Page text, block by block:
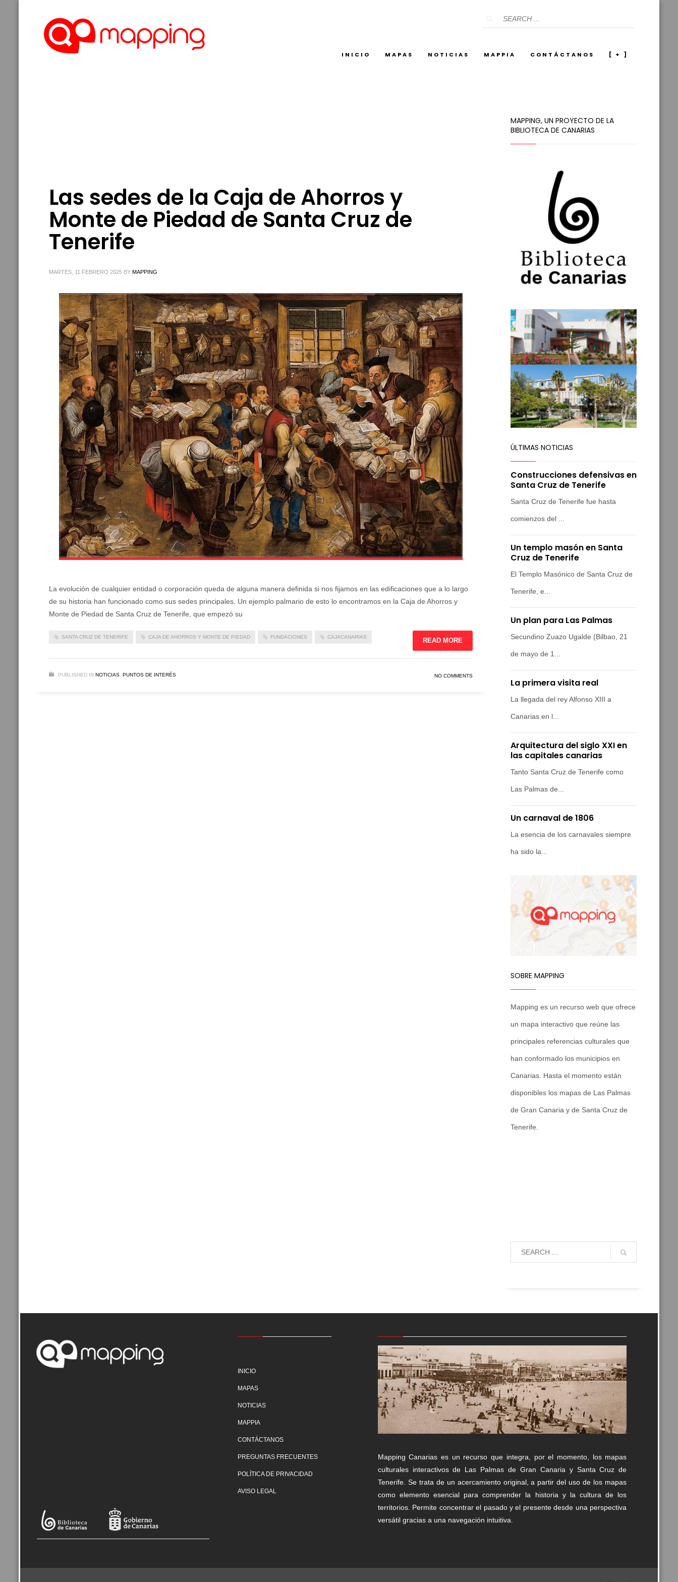
INICIO MAPAS NOTICIAS MAPPIA CONTÁCTANOS [ + ]
Las sedes de la Caja de Ahorros y
Monte de Piedad de Santa Cruz de
Tenerife
MARTES, 11 FEBRERO 2025 BY MAPPING
La evolución de cualquier entidad o corporación queda de alguna manera definida si nos fijamos en las edificaciones que a lo largo
de su historia han funcionado como sus sedes principales. Un ejemplo palmario de esto lo encontramos en la Caja de Ahorros y
Monte de Piedad de Santa Cruz de Tenerife, que empezó su
SANTA CRUZ DE TENERIFE CAJA DE AHORROS Y MONTE DE PIEDAD FUNDACIONES CAJACANARIAS READ MORE
PUBLISHED IN NOTICIAS PUNTOS DE INTERÉS NO COMMENTS
MAPPING, UN PROYECTO DE LA
BIBLIOTECA DE CANARIAS
ÚLTIMAS NOTICIAS
Construcciones defensivas en
Santa Cruz de Tenerife
Santa Cruz de Tenerife fue hasta
comienzos del ...
Un templo masón en Santa
Cruz de Tenerife
El Templo Masónico de Santa Cruz de
Tenerife, e...
Un plan para Las Palmas
Secundino Zuazo Ugalde (Bilbao, 21
de mayo de 1...
La primera visita real
La llegada del rey Alfonso XIII a
Canarias en l...
Arquitectura del siglo XXI en
las capitales canarias
Tanto Santa Cruz de Tenerife como
Las Palmas de...
Un carnaval de 1806
La esencia de los carnavales siempre
ha sido la...
SOBRE MAPPING
Mapping es un recurso web que ofrece
un mapa interactivo que reúne las
principales referencias culturales que
han conformado los municipios en
Canarias. Hasta el momento están
disponibles los mapas de Las Palmas
de Gran Canaria y de Santa Cruz de
Tenerife.
INICIO
MAPAS
NOTICIAS
MAPPIA
CONTÁCTANOS
PREGUNTAS FRECUENTES
POLÍTICA DE PRIVACIDAD
AVISO LEGAL
Mapping Canarias es un recurso que integra, por el momento, los mapas
culturales interactivos de Las Palmas de Gran Canaria y Santa Cruz de
Tenerife. Se trata de un acercamiento original, a partir del uso de los mapas
como elemento esencial para comprender la historia y la cultura de los
territorios. Permite concentrar el pasado y el presente desde una perspectiva
versátil gracias a una navegación intuitiva.